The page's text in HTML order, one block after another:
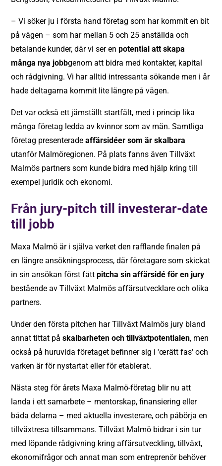
– Vi söker ju i första hand företag som har kommit en bit
på vägen – som har mellan 5 och 25 anställda och
betalande kunder, där vi ser enpotential att skapa
många nya jobbgenom att bidra med kontakter, kapital
och rådgivning. Vi har alltid intressanta sökande men i år
hade deltagarna kommit lite längre på vägen.
Det var också ett jämställt startfält, med i princip lika
många företag ledda av kvinnor som av män. Samtliga
företag presenteradeaffärsidéer som är skalbara
utanför Malmöregionen. På plats fanns ävenTillväxt
Malmös partners som kunde bidra med hjälp kring till
exempel juridik och ekonomi.
Från jury-pitch till investerar-date
till jobb
Maxa Malmö är i själva verket den rafflande finalen på
en längre ansökningsprocess, där företagare som skickat
in sin ansökan först fåttpitcha sin affärsidé för en jury
bestående av Tillväxt Malmös affärsutvecklare och olika
partners.
Under den första pitchen har Tillväxt Malmös jury bland
annat tittat påskalbarheten och tillväxtpotentialen, men
också på huruvida företaget befinner sig i 'œrätt fas' och
varken är för nystartat eller för etablerat.
Nästa steg för årets Maxa Malmö-företag blir nu att
landa i ett samarbete – mentorskap, finansiering eller
båda delarna – med aktuella investerare, och påbörja en
tillväxtresa tillsammans. Tillväxt Malmö bidrar i sin tur
med löpande rådgivning kring affärsutveckling, tillväxt,
ekonomifrågor och annat man som entreprenör behöver